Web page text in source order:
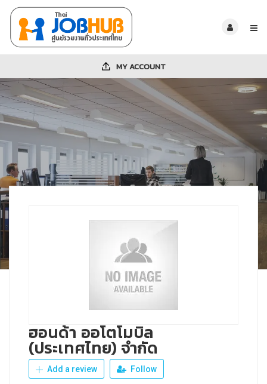
MY ACCOUNT
ฮอนด้า ออโตโมบิล
(ประเทศไทย) จำกัด
Add a review Follow